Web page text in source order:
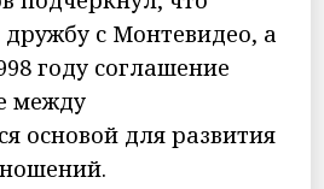
с Монтевидео, а
году соглашение
между
основой для развития